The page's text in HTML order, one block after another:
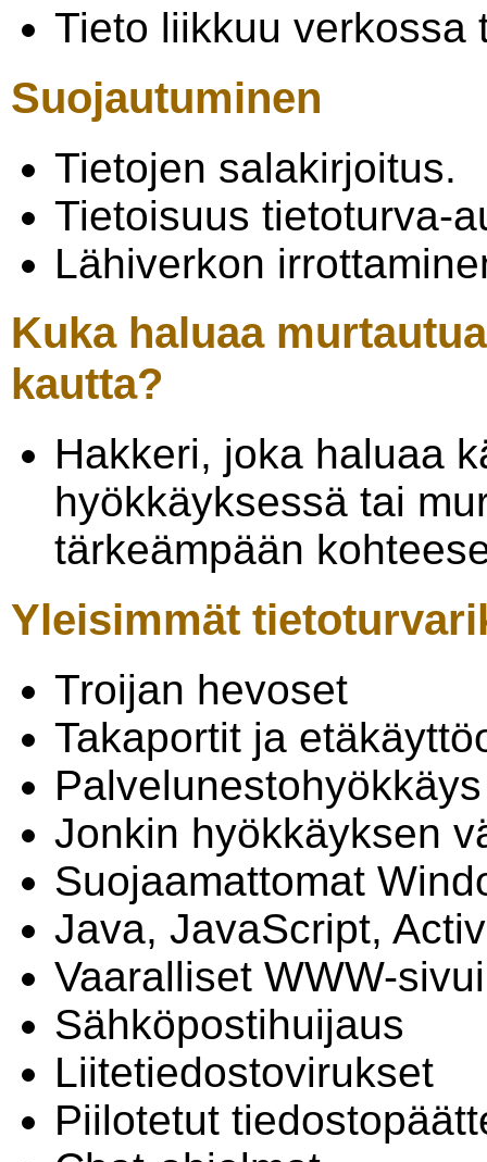
Tieto liikkuu verkossa
Suojautuminen
Tietojen salakirjoitus.
Tietoisuus tietoturva-
Lähiverkon
Kuka haluaa
kautta?
Hakkeri, joka haluaa
hyökkäyksessä tai
tärkeämpään
Yleisimmät
Troijan hevoset
Takaportit ja
Jonkin hyökkäyksen
Suojaamattomat
Java, JavaScript,
Vaaralliset WWW-
Sähköpostihuijaus
Liitetiedostovirukset
Piilotetut